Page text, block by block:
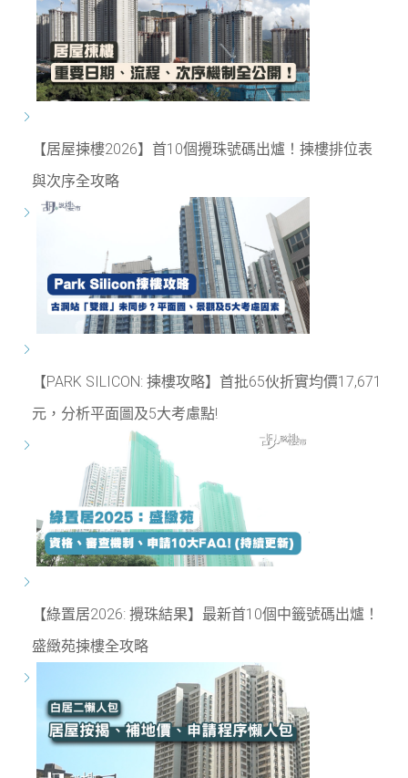
【居屋揀樓2026】首10個攪珠號碼出爐！揀樓排位表
與次序全攻略
【PARK SILICON: 揀樓攻略】首批65伙折實均價17,671
元，分析平面圖及5大考慮點!
【綠置居2026: 攪珠結果】最新首10個中籤號碼出爐！
盛緻苑揀樓全攻略